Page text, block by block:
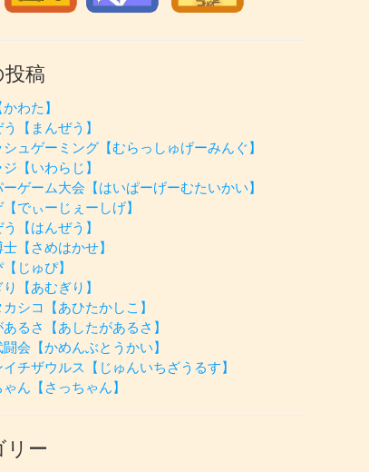
稿
わた】
【まんぜう】
ュゲーミング【むらっしゅげーみんぐ】
【いわらじ】
ゲーム大会【はいぱーげーむたいかい】
【でぃーじぇーしげ】
【はんぜう】
【さめはかせ】
じゅぴ】
【あむぎり】
シコ【あひたかしこ】
るさ【あしたがあるさ】
会【かめんぶとうかい】
チザウルス【じゅんいちざうるす】
ん【さっちゃん】
リー